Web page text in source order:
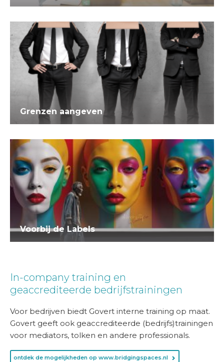
Grenzen aangeven
Voorbij de Labels
In-company training en
geaccrediteerde bedrijfstrainingen
Voor bedrijven biedt Govert interne training op maat.
Govert geeft ook geaccrediteerde (bedrijfs)trainingen
voor mediators, tolken en andere professionals.
ontdek de mogelijkheden op www.bridgingspaces.nl